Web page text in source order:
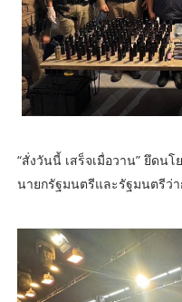
“สั่งวันนี้ เสร็จเมื่อวาน” ยึดน
นายกรัฐมนตรีและรัฐมนตรีว่